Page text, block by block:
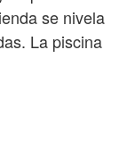
se nivela
La piscina